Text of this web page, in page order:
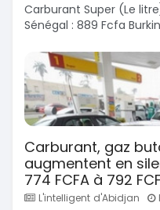
Carburant Super (Le
Sénégal : 889 Fcfa
Carburant, gaz
augmentent en
774 FCFA à 792
L'intelligent d'Abidjan